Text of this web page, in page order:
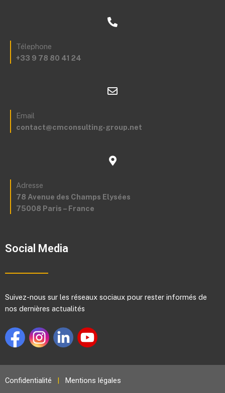
Télephone
+33 9 78 80 41 24
Email
contact@cmconsulting-group.net
Adresse
78 Avenue des Champs Elysées
75008 Paris – France
Social Media
Suivez-nous sur les réseaux sociaux pour rester informés de
nos dernières actualités
Confidentialité Mentions légales